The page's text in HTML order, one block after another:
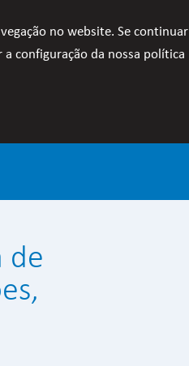
no website. Se continuar
configuração da nossa política
de